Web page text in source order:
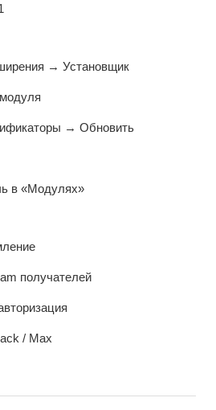
→ Установщик
→ Обновить
в «Модулях»
получателей
/ Max